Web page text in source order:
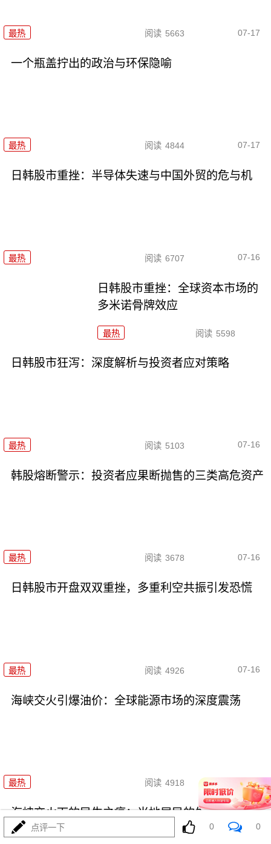
最热 阅读 5663 07-17
一个瓶盖拧出的政治与环保隐喻
最热 阅读 4844 07-17
日韩股市重挫：半导体失速与中国外贸的危与机
最热 阅读 6707 07-16
日韩股市重挫：全球资本市场的
多米诺骨牌效应
最热 阅读 5598
日韩股市狂泻：深度解析与投资者应对策略
最热 阅读 5103 07-16
韩股熔断警示：投资者应果断抛售的三类高危资产
最热 阅读 3678 07-16
日韩股市开盘双双重挫，多重利空共振引发恐慌
最热 阅读 4926 07-16
海峡交火引爆油价：全球能源市场的深度震荡
最热 阅读 4918 07-15
海峡交火下的民生之痛：当地居民的生存危机
点评一下 0 0